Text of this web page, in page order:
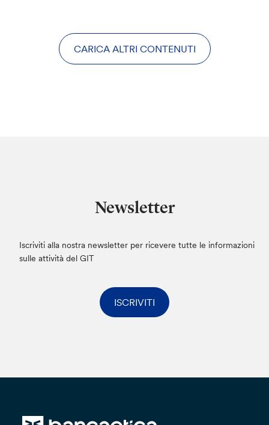
CARICA ALTRI CONTENUTI
Newsletter
Iscriviti alla nostra newsletter per ricevere tutte le informazioni
sulle attività del GIT
ISCRIVITI